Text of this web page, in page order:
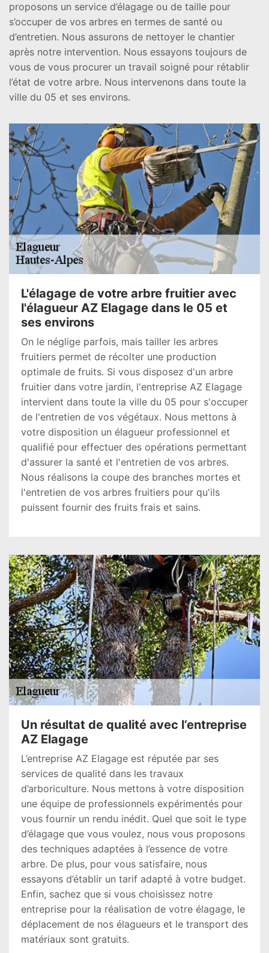
proposons un service d’élagage ou de taille pour
s’occuper de vos arbres en termes de santé ou
d’entretien. Nous assurons de nettoyer le chantier
après notre intervention. Nous essayons toujours de
vous de vous procurer un travail soigné pour rétablir
l’état de votre arbre. Nous intervenons dans toute la
ville du 05 et ses environs.
L'élagage de votre arbre fruitier avec
l'élagueur AZ Elagage dans le 05 et
ses environs
On le néglige parfois, mais tailler les arbres
fruitiers permet de récolter une production
optimale de fruits. Si vous disposez d'un arbre
fruitier dans votre jardin, l'entreprise AZ Elagage
intervient dans toute la ville du 05 pour s'occuper
de l'entretien de vos végétaux. Nous mettons à
votre disposition un élagueur professionnel et
qualifié pour effectuer des opérations permettant
d'assurer la santé et l'entretien de vos arbres.
Nous réalisons la coupe des branches mortes et
l'entretien de vos arbres fruitiers pour qu'ils
puissent fournir des fruits frais et sains.
Un résultat de qualité avec l’entreprise
AZ Elagage
L’entreprise AZ Elagage est réputée par ses
services de qualité dans les travaux
d’arboriculture. Nous mettons à votre disposition
une équipe de professionnels expérimentés pour
vous fournir un rendu inédit. Quel que soit le type
d’élagage que vous voulez, nous vous proposons
des techniques adaptées à l’essence de votre
arbre. De plus, pour vous satisfaire, nous
essayons d’établir un tarif adapté à votre budget.
Enfin, sachez que si vous choisissez notre
entreprise pour la réalisation de votre élagage, le
déplacement de nos élagueurs et le transport des
matériaux sont gratuits.